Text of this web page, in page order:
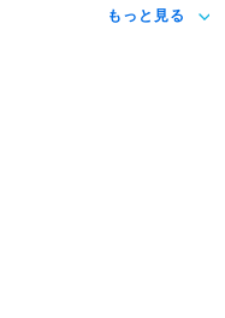
もっと見る